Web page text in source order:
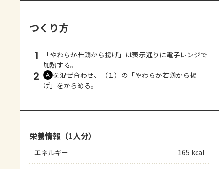
つくり方
1
「やわらか若鶏から揚げ」は表示通りに電子レンジで
加熱する。
2 Ａ を混ぜ合わせ、（１）の「やわらか若鶏から揚
げ」をからめる。
栄養情報（1人分）
エネルギー 165 kcal